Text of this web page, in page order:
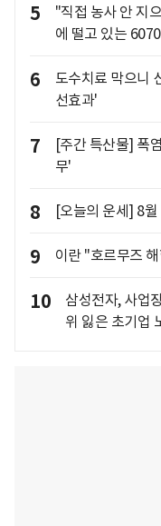
5
"직접 농사 안 지
에 떨고 있는 6070
6
도수치료 막으니
선효과'
7
[주간 특산물] 폭
무'
8 [오늘의 운세] 8월
9 이란 "호르무즈
10
삼성전자, 사업
위 잃은 초기업